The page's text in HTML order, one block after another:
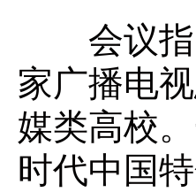
会议指
家广播电
媒类高校
时代中国